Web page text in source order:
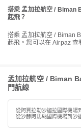
搭乘 孟加拉航空 / Biman
起飛？
搭乘 孟加拉航空 / Biman Bangladesh Airlines 前往 沙迦 的最晚航班於 21:10
起飛。您可以在 Airpaz 查
孟加拉航空 / Biman
門航線
從阿賈拉勒沙迦拉國際機場
從沙赫阿馬納國際機場到沙